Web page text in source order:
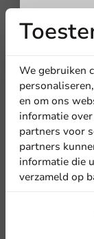
Andere
We gebruiken
en om ons
informatie
partners voor
partners
informatie die
verzameld op